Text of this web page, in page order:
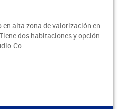
alta zona de valorización en
dos habitaciones y opción